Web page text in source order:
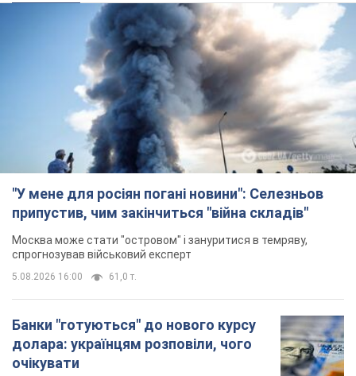
"У мене для росіян погані новини": Селезньов
припустив, чим закінчиться "війна складів"
Москва може стати "островом" і зануритися в темряву,
спрогнозував військовий експерт
5.08.2026 16:00 61,0 т.
Банки "готуються" до нового курсу
долара: українцям розповіли, чого
очікувати